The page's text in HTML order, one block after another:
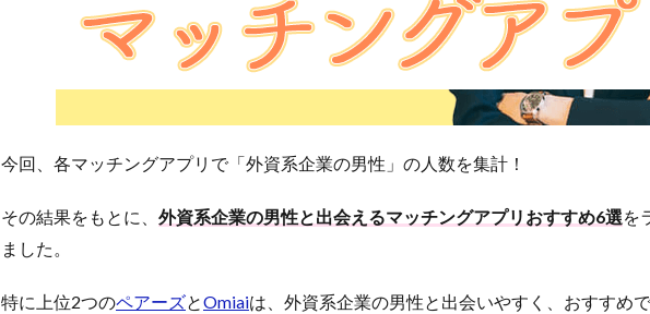
今回、各マッチングアプリで「外資系企業の男性」の人数を集計！
その結果をもとに、 外資系企業の男性と出会えるマッチングアプリおすすめ6選を
ました。
特に上位2つのペアーズとOmiaiは、外資系企業の男性と出会いやすく、おすすめ